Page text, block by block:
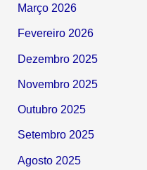
Março 2026
Fevereiro 2026
Dezembro 2025
Novembro 2025
Outubro 2025
Setembro 2025
Agosto 2025